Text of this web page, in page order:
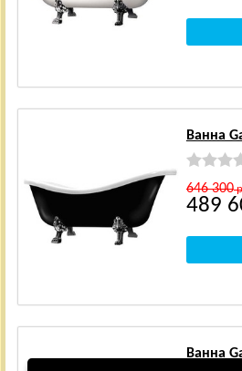
Ванна
646 300
489
Ванна